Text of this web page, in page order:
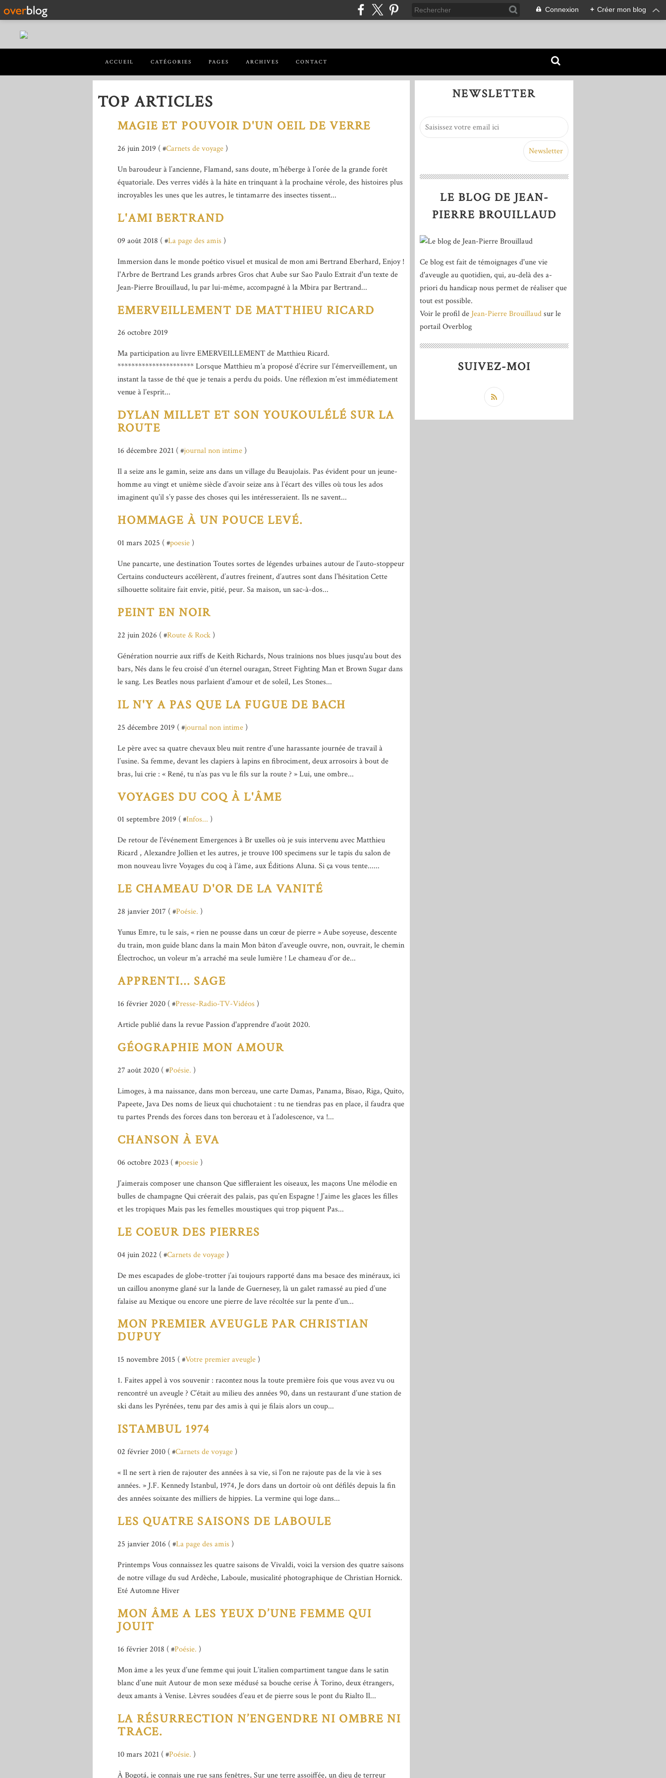
Connexion + Créer mon blog
ACCUEIL CATÉGORIES PAGES ARCHIVES CONTACT
TOP ARTICLES
MAGIE ET POUVOIR D'UN OEIL DE VERRE
26 juin 2019 ( #Carnets de voyage)
Un baroudeur à l’ancienne, Flamand, sans doute, m’héberge à l’orée de la grande forêt
équatoriale. Des verres vidés à la hâte en trinquant à la prochaine vérole, des histoires plus
incroyables les unes que les autres, le tintamarre des insectes tissent...
L'AMI BERTRAND
09 août 2018 ( #La page des amis )
Immersion dans le monde poético visuel et musical de mon ami Bertrand Eberhard, Enjoy !
l'Arbre de Bertrand Les grands arbres Gros chat Aube sur Sao Paulo Extrait d'un texte de
Jean-Pierre Brouillaud, lu par lui-même, accompagné à la Mbira par Bertrand...
EMERVEILLEMENT DE MATTHIEU RICARD
26 octobre 2019
Ma participation au livre EMERVEILLEMENT de Matthieu Ricard.
********************** Lorsque Matthieu m’a proposé d’écrire sur l’émerveillement, un
instant la tasse de thé que je tenais a perdu du poids. Une réflexion m’est immédiatement
venue à l’esprit...
DYLAN MILLET ET SON YOUKOULÉLÉ SUR LA
ROUTE
16 décembre 2021 ( #journal non intime)
Il a seize ans le gamin, seize ans dans un village du Beaujolais. Pas évident pour un jeune-
homme au vingt et unième siècle d’avoir seize ans à l’écart des villes où tous les ados
imaginent qu’il s’y passe des choses qui les intéresseraient. Ils ne savent...
HOMMAGE À UN POUCE LEVÉ.
01 mars 2025 ( #poesie)
Une pancarte, une destination Toutes sortes de légendes urbaines autour de l’auto-stoppeur
Certains conducteurs accélèrent, d’autres freinent, d’autres sont dans l’hésitation Cette
silhouette solitaire fait envie, pitié, peur. Sa maison, un sac-à-dos...
PEINT EN NOIR
22 juin 2026 ( #Route & Rock)
Génération nourrie aux riffs de Keith Richards, Nous traînions nos blues jusqu'au bout des
bars, Nés dans le feu croisé d’un éternel ouragan, Street Fighting Man et Brown Sugar dans
le sang. Les Beatles nous parlaient d'amour et de soleil, Les Stones...
IL N'Y A PAS QUE LA FUGUE DE BACH
25 décembre 2019 ( #journal non intime)
Le père avec sa quatre chevaux bleu nuit rentre d’une harassante journée de travail à
l’usine. Sa femme, devant les clapiers à lapins en fibrociment, deux arrosoirs à bout de
bras, lui crie : « René, tu n’as pas vu le fils sur la route ? » Lui, une ombre...
VOYAGES DU COQ À L'ÂME
01 septembre 2019 ( #Infos... )
De retour de l'événement Emergences à Br uxelles où je suis intervenu avec Matthieu
Ricard , Alexandre Jollien et les autres, je trouve 100 specimens sur le tapis du salon de
mon nouveau livre Voyages du coq à l’âme, aux Éditions Aluna. Si ça vous tente......
LE CHAMEAU D'OR DE LA VANITÉ
28 janvier 2017 ( #Poésie. )
Yunus Emre, tu le sais, « rien ne pousse dans un cœur de pierre » Aube soyeuse, descente
du train, mon guide blanc dans la main Mon bâton d’aveugle ouvre, non, ouvrait, le chemin
Électrochoc, un voleur m’a arraché ma seule lumière ! Le chameau d’or de...
APPRENTI... SAGE
16 février 2020 ( #Presse-Radio-TV-Vidéos )
Article publié dans la revue Passion d'apprendre d'août 2020.
GÉOGRAPHIE MON AMOUR
27 août 2020 ( #Poésie. )
Limoges, à ma naissance, dans mon berceau, une carte Damas, Panama, Bisao, Riga, Quito,
Papeete, Java Des noms de lieux qui chuchotaient : tu ne tiendras pas en place, il faudra que
tu partes Prends des forces dans ton berceau et à l’adolescence, va !...
CHANSON À EVA
06 octobre 2023 ( #poesie)
J’aimerais composer une chanson Que siffleraient les oiseaux, les maçons Une mélodie en
bulles de champagne Qui créerait des palais, pas qu’en Espagne ! J’aime les glaces les filles
et les tropiques Mais pas les femelles moustiques qui trop piquent Pas...
LE COEUR DES PIERRES
04 juin 2022 ( #Carnets de voyage)
De mes escapades de globe-trotter j’ai toujours rapporté dans ma besace des minéraux, ici
un caillou anonyme glané sur la lande de Guernesey, là un galet ramassé au pied d’une
falaise au Mexique ou encore une pierre de lave récoltée sur la pente d’un...
MON PREMIER AVEUGLE PAR CHRISTIAN
DUPUY
15 novembre 2015 ( #Votre premier aveugle)
1. Faites appel à vos souvenir : racontez nous la toute première fois que vous avez vu ou
rencontré un aveugle ? C’était au milieu des années 90, dans un restaurant d’une station de
ski dans les Pyrénées, tenu par des amis à qui je filais alors un coup...
ISTAMBUL 1974
02 février 2010 ( #Carnets de voyage)
« Il ne sert à rien de rajouter des années à sa vie, si l'on ne rajoute pas de la vie à ses
années. » J.F. Kennedy Istanbul, 1974, Je dors dans un dortoir où ont défilés depuis la fin
des années soixante des milliers de hippies. La vermine qui loge dans...
LES QUATRE SAISONS DE LABOULE
25 janvier 2016 ( #La page des amis )
Printemps Vous connaissez les quatre saisons de Vivaldi, voici la version des quatre saisons
de notre village du sud Ardèche, Laboule, musicalité photographique de Christian Hornick.
Eté Automne Hiver
MON ÂME A LES YEUX D’UNE FEMME QUI
JOUIT
16 février 2018 ( #Poésie. )
Mon âme a les yeux d’une femme qui jouit L’italien compartiment tangue dans le satin
blanc d’une nuit Autour de mon sexe médusé sa bouche cerise À Torino, deux étrangers,
deux amants à Venise. Lèvres soudées d’eau et de pierre sous le pont du Rialto Il...
LA RÉSURRECTION N’ENGENDRE NI OMBRE NI
TRACE.
10 mars 2021 ( #Poésie. )
À Bogotá, je connais une rue sans fenêtres, Sur une terre assoiffée, un dieu de terreur
NEWSLETTER
LE BLOG DE JEAN-
PIERRE BROUILLAUD
Ce blog est fait de témoignages d'une vie
d'aveugle au quotidien, qui, au-delà des a-
priori du handicap nous permet de réaliser que
tout est possible.
Voir le profil de Jean-Pierre Brouillaudsur le
portail Overblog
SUIVEZ-MOI